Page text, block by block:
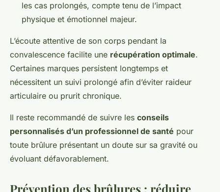
les cas prolongés, compte tenu de l’impact
physique et émotionnel majeur.
L’écoute attentive de son corps pendant la
convalescence facilite une récupération optimale.
Certaines marques persistent longtemps et
nécessitent un suivi prolongé afin d’éviter raideur
articulaire ou prurit chronique.
Il reste recommandé de suivre les conseils
personnalisés d’un professionnel de santé pour
toute brûlure présentant un doute sur sa gravité ou
évoluant défavorablement.
Prévention des brûlures : réduire